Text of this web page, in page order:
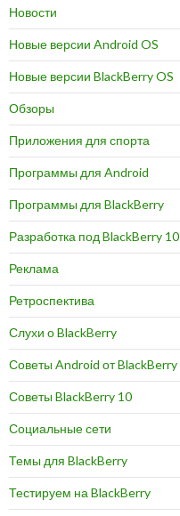
Новости
Новые версии Android OS
Новые версии BlackBerry OS
Обзоры
Приложения для спорта
Программы для Android
Программы для BlackBerry
Разработка под BlackBerry 10
Реклама
Ретроспектива
Слухи о BlackBerry
Советы Android от BlackBerry
Советы BlackBerry 10
Социальные сети
Темы для BlackBerry
Тестируем на BlackBerry